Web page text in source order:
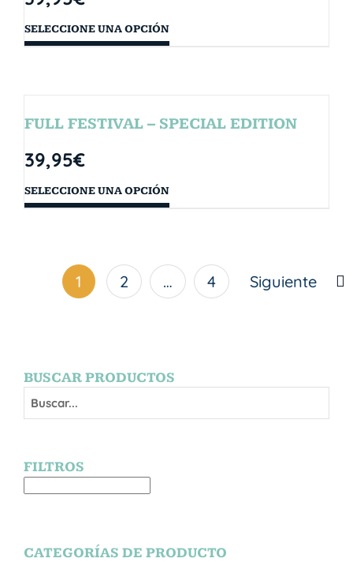
SELECCIONE UNA OPCIÓN
FULL FESTIVAL – SPECIAL EDITION
39,95€
SELECCIONE UNA OPCIÓN
1 2 … 4 Siguiente
BUSCAR PRODUCTOS
FILTROS
CATEGORÍAS DE PRODUCTO